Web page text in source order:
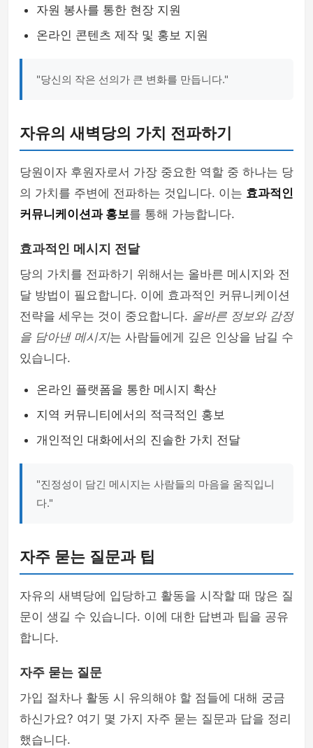
자원 봉사를 통한 현장 지원
온라인 콘텐츠 제작 및 홍보 지원
"당신의 작은 선의가 큰 변화를 만듭니다."
자유의 새벽당의 가치 전파하기
당원이자 후원자로서 가장 중요한 역할 중 하나는 당
의 가치를 주변에 전파하는 것입니다. 이는 효과적인
커뮤니케이션과 홍보를 통해 가능합니다.
효과적인 메시지 전달
당의 가치를 전파하기 위해서는 올바른 메시지와 전
달 방법이 필요합니다. 이에 효과적인 커뮤니케이션
전략을 세우는 것이 중요합니다. 올바른 정보와 감정
을 담아낸 메시지는 사람들에게 깊은 인상을 남길 수
있습니다.
온라인 플랫폼을 통한 메시지 확산
지역 커뮤니티에서의 적극적인 홍보
개인적인 대화에서의 진솔한 가치 전달
"진정성이 담긴 메시지는 사람들의 마음을 움직입니
다."
자주 묻는 질문과 팁
자유의 새벽당에 입당하고 활동을 시작할 때 많은 질
문이 생길 수 있습니다. 이에 대한 답변과 팁을 공유
합니다.
자주 묻는 질문
가입 절차나 활동 시 유의해야 할 점들에 대해 궁금
하신가요? 여기 몇 가지 자주 묻는 질문과 답을 정리
했습니다.